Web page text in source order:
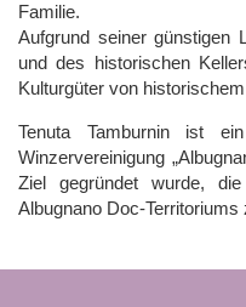
Familie.
Aufgrund seiner günstigen
und des historischen
Kulturgüter von
Tenuta Tamburnin ist
Winzervereinigung
Ziel gegründet wurde,
Albugnano Doc-Territoriums